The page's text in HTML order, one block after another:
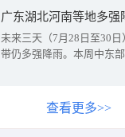
广东湖北河南等地多
未来三天（7月28日至30
带仍多强降雨。本周中东
查看更多>>